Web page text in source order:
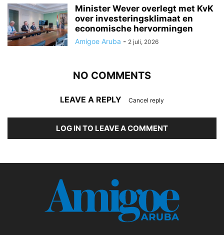
Minister Wever overlegt met KvK
over investeringsklimaat en
economische hervormingen
Amigoe Aruba - 2 juli, 2026
NO COMMENTS
LEAVE A REPLY Cancel reply
LOG IN TO LEAVE A COMMENT